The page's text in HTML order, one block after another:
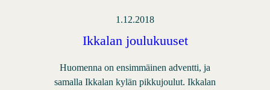
1.12.2018
Ikkalan joulukuuset
Huomenna on ensimmäinen adventti, ja
samalla Ikkalan kylän pikkujoulut. Ikkalan